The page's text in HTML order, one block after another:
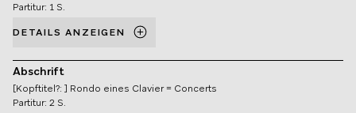
Partitur: 1 S.
DETAILS ANZEIGEN
Abschrift
[Kopftitel?: ] Rondo eines Clavier = Concerts
Partitur: 2 S.